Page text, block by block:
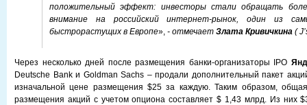
положительный эффект: инвесторы стали обращать
внимание на российский интернет-рынок, один из
быстрорастущих в Европе», - отмечает Злата Кривичкина (
Через несколько дней после размещения банки-организаторы IPO
Deutsche Bank и Goldman Sachs – продали дополнительный пакет
изначальной цене размещения $25 за каждую. Таким образом,
размещения акций с учетом опциона составляет $ 1,43 млрд. Из них